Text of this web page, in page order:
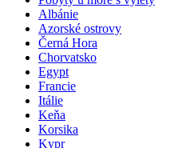
Albánie
Azorské ostrovy
Černá Hora
Chorvatsko
Egypt
Francie
Itálie
Keňa
Korsika
Kypr